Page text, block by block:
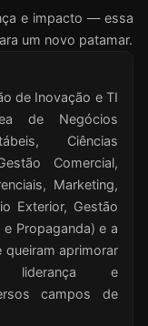
e impacto — essa
um novo patamar.
de Inovação e TI
de Negócios
Ciências
Comercial,
Marketing,
Exterior, Gestão
Propaganda) e a
queiram aprimorar
liderança e
campos de